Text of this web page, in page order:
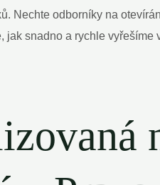
Nechte odborníky na
snadno a rychle vyřešíme